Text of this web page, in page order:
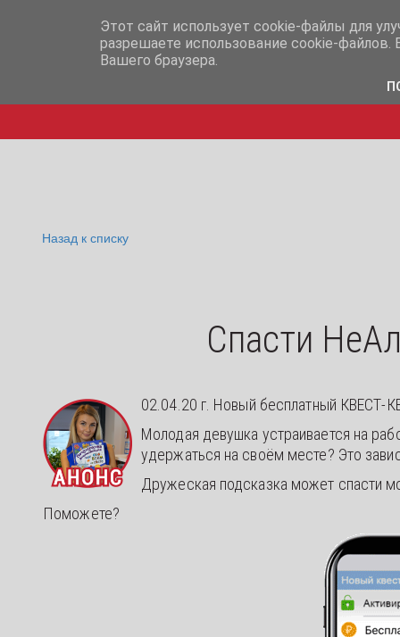
info@iq365.ru +7-
Назад к списку
Спасти
02.04.20 г. Новый бесплатный КВЕСТ-
Молодая девушка устраивается на
удержаться на своём месте? Это
Дружеская подсказка может спасти
Поможете?
Этот сайт использует cookie-файлы для
разрешаете использование cookie-
Вашего браузера.